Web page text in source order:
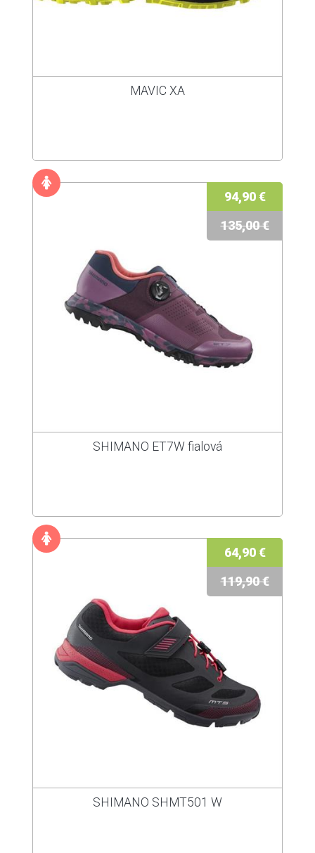
MAVIC XA
94,90 €
135,00 €
SHIMANO ET7W fialová
64,90 €
119,90 €
SHIMANO SHMT501 W